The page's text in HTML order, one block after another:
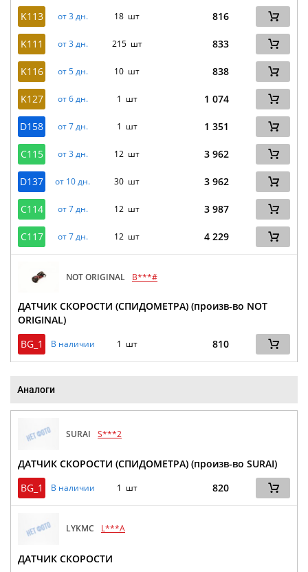
K113 от 3 дн. 18 шт 816
K111 от 3 дн. 215 шт 833
K116 от 5 дн. 10 шт 838
K127 от 6 дн. 1 шт 1 074
D158 от 7 дн. 1 шт 1 351
C115 от 3 дн. 12 шт 3 962
D137 от 10 дн. 30 шт 3 962
C114 от 7 дн. 12 шт 3 987
C117 от 7 дн. 12 шт 4 229
NOT ORIGINAL B***#
ДАТЧИК СКОРОСТИ (СПИДОМЕТРА) (произв-во NOT
ORIGINAL)
BG_1
В наличии 1 шт 810
Аналоги
SURAI S***2
ДАТЧИК СКОРОСТИ (СПИДОМЕТРА) (произв-во SURAI)
BG_1
В наличии 1 шт 820
LYKMC L***A
ДАТЧИК СКОРОСТИ